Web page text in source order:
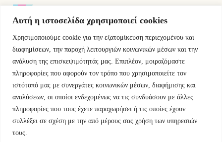
Αυτή η ιστοσελίδα χρησιμοποιεί cookies
Χρησιμοποιούμε cookie για την εξατομίκευση περιεχομένου και
διαφημίσεων, την παροχή λειτουργιών κοινωνικών μέσων και την
ανάλυση της επισκεψιμότητάς μας. Επιπλέον, μοιραζόμαστε
πληροφορίες που αφορούν τον τρόπο που χρησιμοποιείτε τον
ιστότοπό μας με συνεργάτες κοινωνικών μέσων, διαφήμισης και
αναλύσεων, οι οποίοι ενδεχομένως να τις συνδυάσουν με άλλες
πληροφορίες που τους έχετε παραχωρήσει ή τις οποίες έχουν
συλλέξει σε σχέση με την από μέρους σας χρήση των υπηρεσιών
τους.
Εμμ.Μπενάκη 76 10681 Αθήνα Ελλάδα.
+30.2110084023
info@kyfantabooks.gr
Βρείτε μας